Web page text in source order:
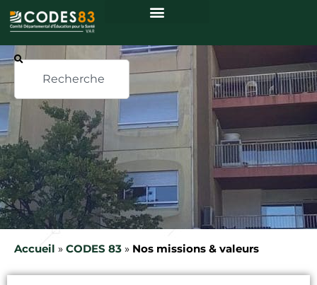
Accueil » CODES 83 » Nos missions & valeurs